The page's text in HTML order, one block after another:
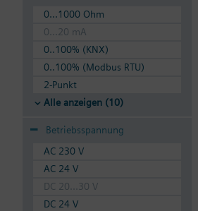
0...1000 Ohm
0...20 mA
0..100% (KNX)
0..100% (Modbus RTU)
2-Punkt
Alle anzeigen (10)
Betriebsspannung
AC 230 V
AC 24 V
DC 20...30 V
DC 24 V